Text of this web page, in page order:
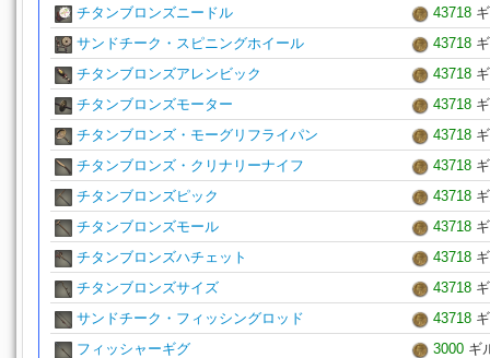
チタンブロンズニードル
43718
サンドチーク・スピニングホイール
43718
チタンブロンズアレンビック
43718
チタンブロンズモーター
43718
チタンブロンズ・モーグリフライパン
43718
チタンブロンズ・クリナリーナイフ
43718
チタンブロンズピック
43718
チタンブロンズモール
43718
チタンブロンズハチェット
43718
チタンブロンズサイズ
43718
サンドチーク・フィッシングロッド
43718
フィッシャーギグ
3000 ギ